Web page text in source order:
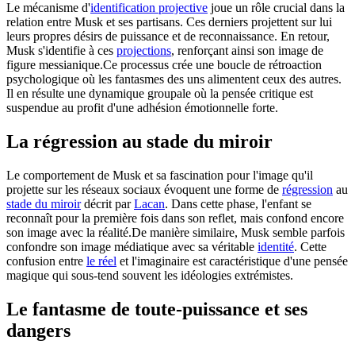
Le mécanisme d'identification projective joue un rôle crucial dans la
relation entre Musk et ses partisans. Ces derniers projettent sur lui
leurs propres désirs de puissance et de reconnaissance. En retour,
Musk s'identifie à ces projections, renforçant ainsi son image de
figure messianique.Ce processus crée une boucle de rétroaction
psychologique où les fantasmes des uns alimentent ceux des autres.
Il en résulte une dynamique groupale où la pensée critique est
suspendue au profit d'une adhésion émotionnelle forte.
La régression au stade du miroir
Le comportement de Musk et sa fascination pour l'image qu'il
projette sur les réseaux sociaux évoquent une forme de régression au
stade du miroirdécrit parLacan. Dans cette phase, l'enfant se
reconnaît pour la première fois dans son reflet, mais confond encore
son image avec la réalité.De manière similaire, Musk semble parfois
confondre son image médiatique avec sa véritable identité. Cette
confusion entre le réel et l'imaginaire est caractéristique d'une pensée
magique qui sous-tend souvent les idéologies extrémistes.
Le fantasme de toute-puissance et ses
dangers